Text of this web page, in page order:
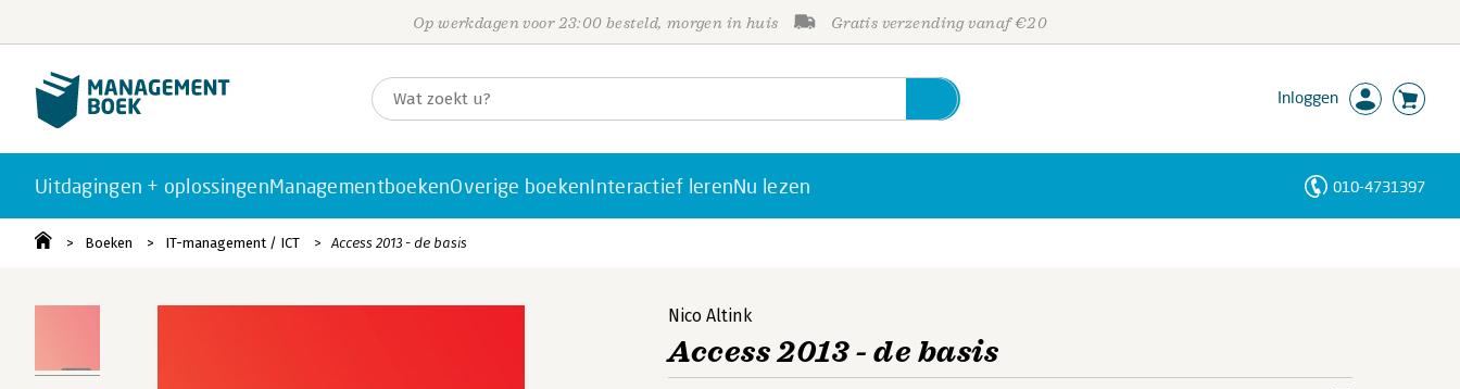
Op werkdagen voor 23:00 besteld, morgen in huis Gratis verzending vanaf €20
Inloggen
Uitdagingen + oplossingenManagementboekenOverige boekenInteractief lerenNu lezen 010-4731397
Boeken IT-management / ICT Access 2013 - de basis
Nico Altink
Access 2013 - de basis
Personen